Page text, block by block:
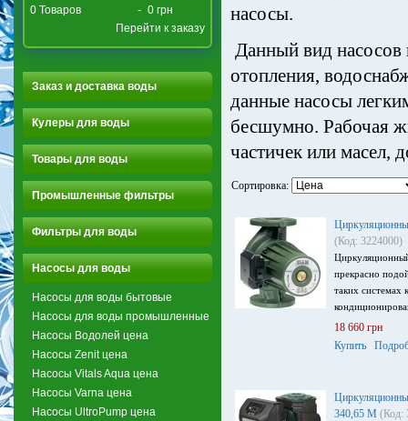
0 Товаров - 0 грн
Перейти к заказу
Заказ и доставка воды
Кулеры для воды
Товары для воды
Промышленные фильтры
Фильтры для воды
Насосы для воды
Насосы для воды бытовые
Насосы для воды промышленные
Насосы Водолей цена
Насосы Zenit цена
Насосы Vitals Aqua цена
Насосы Varna цена
Насосы UltroPump цена
насосы.
Данный вид насосов
отопления,
данные насосы
бесшумно. Рабочая
частичек или масел,
Сортировка:
(Код: 3224000)
прекрасно
таких системах
18 660 грн
Купить
340,65 M (Код: